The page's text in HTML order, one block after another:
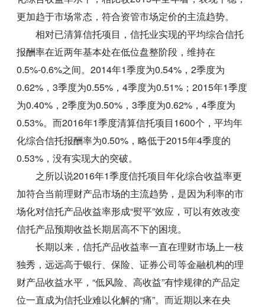
更加趋于市场常态，符合资管市场定价的主流趋势。
相对已清算信托项目，信托业实现的平均综合信托
报酬率在近两年基本处在低位盘整阶段，维持在
0.5%-0.6%之间。2014年1季度为0.54%，2季度为
0.62%，3季度为0.55%，4季度为0.51%；2015年1季度
为0.40%，2季度为0.50%，3季度为0.62%，4季度为
0.53%。而2016年1季度清算信托项目1600个，平均年
化综合信托报酬率为0.50%，略低于2015年4季度的
0.53%，没有实现大的突破。
之所以说2016年1季度信托项目年化综合收益率更
加符合当前理财产品市场的主流趋势，是因为利率的市
场化对信托产品收益率形成“熨平”效应，可以有效改变
信托产品预期收益长期居高不下的困境。
长期以来，信托产品收益率一直在理财市场上一枝
独秀，远远高于银行、保险、证券公司等金融机构的理
财产品收益水平，“低风险、高收益”有悖规律的产品定
位一直成为信托业难以化解的“痛”。而近期以来在央